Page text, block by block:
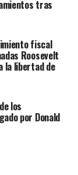
tras
fiscal
Roosevelt
la libertad de
los
por Donald